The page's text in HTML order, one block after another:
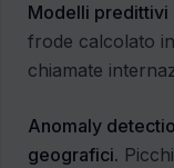
Modelli predittivi
frode calcolato
chiamate
Anomaly
geografici.